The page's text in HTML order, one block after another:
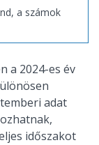
a számok
a 2024-es év
adat
időszakot